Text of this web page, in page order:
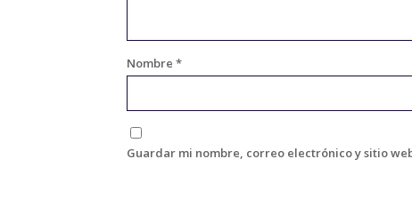
Nombre *
Guardar mi nombre, correo electrónico y sitio